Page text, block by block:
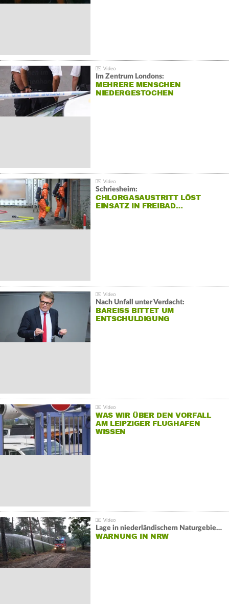
Im Zentrum Londons:
MEHRERE MENSCHEN
NIEDERGESTOCHEN
Schriesheim:
CHLORGASAUSTRITT LÖST
EINSATZ IN FREIBAD…
Nach Unfall unter Verdacht:
BAREISS BITTET UM E
NTSCHULDIGUNG
WAS WIR ÜBER DEN VORFALL
AM LEIPZIGER FLUGHAFEN
WISSEN
Lage in niederländischem Naturgebiet stabil
WARNUNG IN NRW